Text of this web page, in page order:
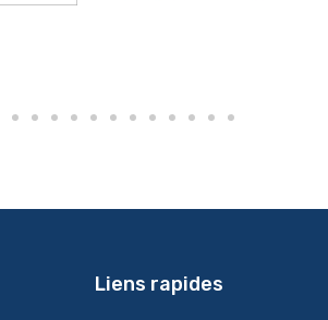
Liens rapides